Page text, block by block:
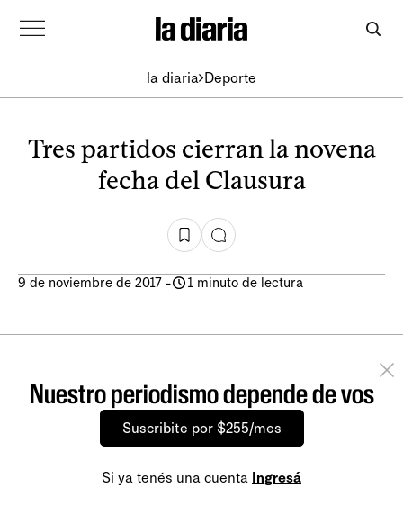
la diaria Deporte
Tres partidos cierran la novena
fecha del Clausura
9 de noviembre de 2017 - 1 minuto de lectura
Nuestro periodismo depende de vos
Suscribite por $255/mes
Si ya tenés una cuenta Ingresá